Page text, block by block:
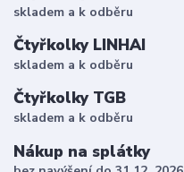
skladem a k odběru
Čtyřkolky LINHAI
skladem a k odběru
Čtyřkolky TGB
skladem a k odběru
Nákup na splátky